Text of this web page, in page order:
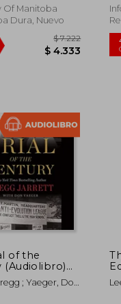
(en Inglés)
Of Manitoba
Dura, Nuevo
40%
dcto.
of the
(Audiolibro)
; Yaeger, Don